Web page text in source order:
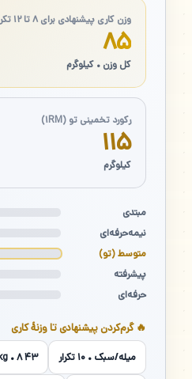
وزن کاری پیشنهادی برای ۸ تا ۱۲ تکرار
۸۵
کل وزن • کیلوگرم
رکورد تخمینی تو (۱RM)
۱۱۵
کیلوگرم
مبتدی
نیمه‌حرفه‌ای
متوسط (تو)
پیشرفته
حرفه‌ای
🔥 گرم‌کردن پیشنهادی تا وزنهٔ کاری
میله/سبک • ۱۰ تکرار ۴۳ kg • ۸ تکرار